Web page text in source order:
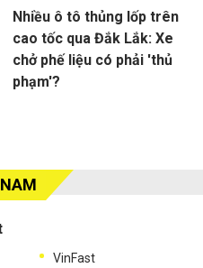
Nhiều ô tô thủng lốp trên
cao tốc qua Đắk Lắk: Xe
chở phế liệu có phải 'thủ
phạm'?
VinFast